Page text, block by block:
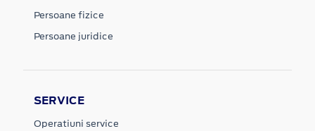
Persoane fizice
Persoane juridice
SERVICE
Operatiuni service